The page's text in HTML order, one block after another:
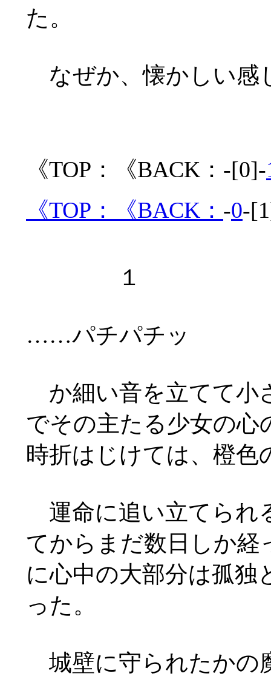
た。
なぜか、懐かしい感
《TOP：《BACK：-[0]-
《TOP：
《BACK： -0-
１
……パチパチッ
か細い音を立てて小
でその主たる少女の心
時折はじけては、橙色
運命に追い立てられ
てからまだ数日しか
に心中の大部分は孤独
った。
城壁に守られたかの